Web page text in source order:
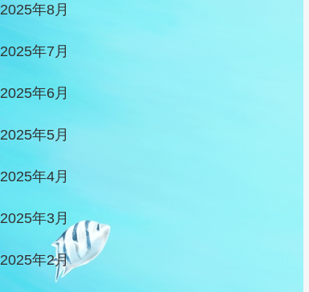
2025年8月
2025年7月
2025年6月
2025年5月
2025年4月
2025年3月
2025年2月